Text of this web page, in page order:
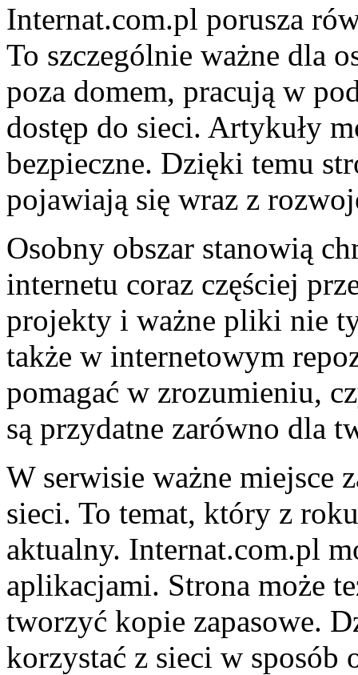
Internat.com.pl porusza
To szczególnie ważne dla
poza domem, pracują w
dostęp do sieci. Artykuły
bezpieczne. Dzięki temu
pojawiają się wraz z
Osobny obszar stanowią
internetu coraz częściej
projekty i ważne pliki nie
także w internetowym
pomagać w zrozumieniu,
są przydatne zarówno dla
W serwisie ważne miejsce
sieci. To temat, który z
aktualny. Internat.com.pl
aplikacjami. Strona może
tworzyć kopie zapasowe.
korzystać z sieci w sposób